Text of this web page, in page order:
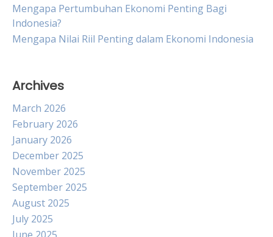
Mengapa Pertumbuhan Ekonomi Penting Bagi
Indonesia?
Mengapa Nilai Riil Penting dalam Ekonomi Indonesia
Archives
March 2026
February 2026
January 2026
December 2025
November 2025
September 2025
August 2025
July 2025